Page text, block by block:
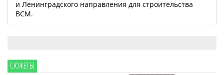
и Ленинградского направления для строительства
ВСМ.
СЮЖЕТЫ